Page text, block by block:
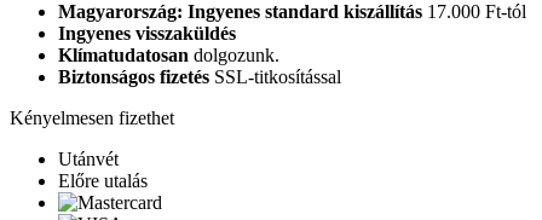
Magyarország: Ingyenes standard kiszállítás 17.000 Ft-tól
Ingyenes visszaküldés
Klímatudatosan dolgozunk.
Biztonságos fizetés SSL-titkosítással
Kényelmesen fizethet
Utánvét
Előre utalás